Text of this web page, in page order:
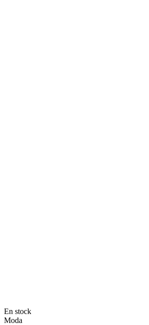
En stock
Moda